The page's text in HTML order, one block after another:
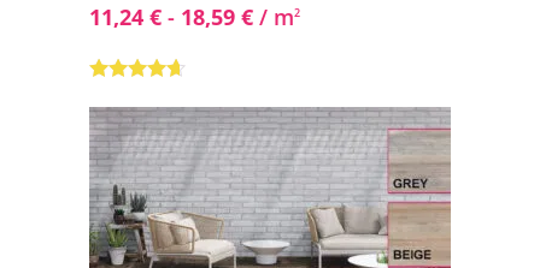
11,24 € - 18,59 € / m2
con4.50de
5